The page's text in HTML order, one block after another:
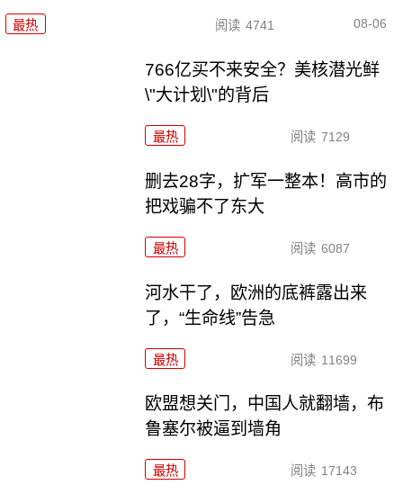
最热 阅读 4741 08-06
766亿买不来安全？美核潜光鲜
\"大计划\"的背后
最热 阅读 7129
删去28字，扩军一整本！高市的
把戏骗不了东大
最热 阅读 6087
河水干了，欧洲的底裤露出来
了，“生命线”告急
最热 阅读 11699
欧盟想关门，中国人就翻墙，布
鲁塞尔被逼到墙角
最热 阅读 17143